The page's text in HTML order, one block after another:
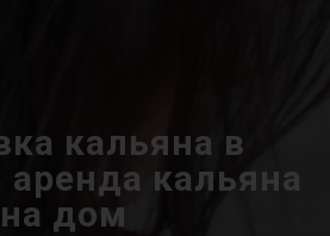
кальяна в
аренда кальяна
на дом